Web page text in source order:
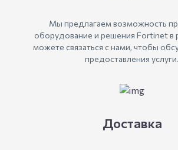
Мы предлагаем возможность
оборудование и решения Fortinet в
можете связаться с нами, чтобы
предоставления услуги.
Доставка